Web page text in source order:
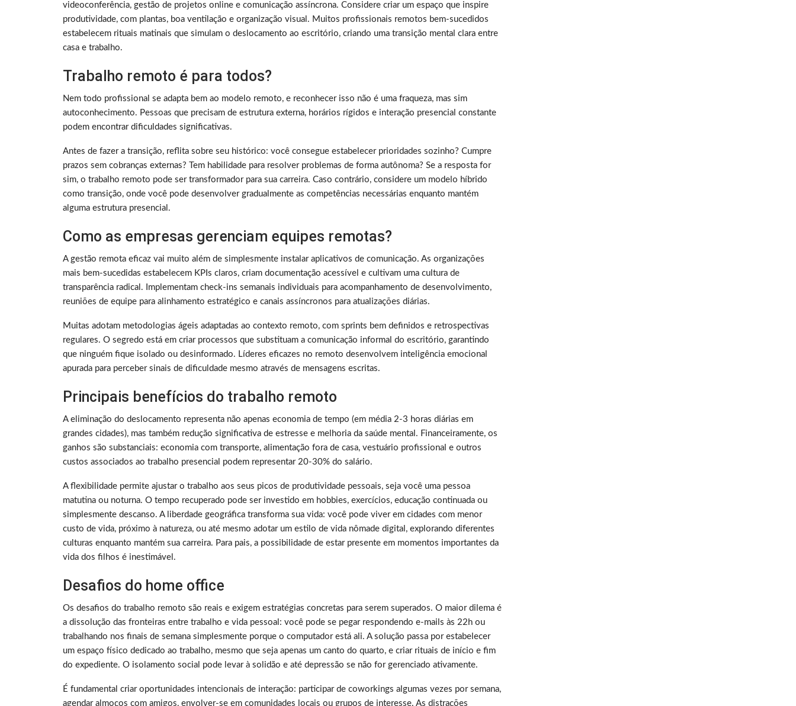
videoconferência, gestão de projetos online e comunicação assíncrona. Considere criar um espaço que inspire
produtividade, com plantas, boa ventilação e organização visual. Muitos profissionais remotos bem-sucedidos
estabelecem rituais matinais que simulam o deslocamento ao escritório, criando uma transição mental clara entre
casa e trabalho.
Trabalho remoto é para todos?
Nem todo profissional se adapta bem ao modelo remoto, e reconhecer isso não é uma fraqueza, mas sim
autoconhecimento. Pessoas que precisam de estrutura externa, horários rígidos e interação presencial constante
podem encontrar dificuldades significativas.
Antes de fazer a transição, reflita sobre seu histórico: você consegue estabelecer prioridades sozinho? Cumpre
prazos sem cobranças externas? Tem habilidade para resolver problemas de forma autônoma? Se a resposta for
sim, o trabalho remoto pode ser transformador para sua carreira. Caso contrário, considere um modelo híbrido
como transição, onde você pode desenvolver gradualmente as competências necessárias enquanto mantém
alguma estrutura presencial.
Como as empresas gerenciam equipes remotas?
A gestão remota eficaz vai muito além de simplesmente instalar aplicativos de comunicação. As organizações
mais bem-sucedidas estabelecem KPIs claros, criam documentação acessível e cultivam uma cultura de
transparência radical. Implementam check-ins semanais individuais para acompanhamento de desenvolvimento,
reuniões de equipe para alinhamento estratégico e canais assíncronos para atualizações diárias.
Muitas adotam metodologias ágeis adaptadas ao contexto remoto, com sprints bem definidos e retrospectivas
regulares. O segredo está em criar processos que substituam a comunicação informal do escritório, garantindo
que ninguém fique isolado ou desinformado. Líderes eficazes no remoto desenvolvem inteligência emocional
apurada para perceber sinais de dificuldade mesmo através de mensagens escritas.
Principais benefícios do trabalho remoto
A eliminação do deslocamento representa não apenas economia de tempo (em média 2-3 horas diárias em
grandes cidades), mas também redução significativa de estresse e melhoria da saúde mental. Financeiramente, os
ganhos são substanciais: economia com transporte, alimentação fora de casa, vestuário profissional e outros
custos associados ao trabalho presencial podem representar 20-30% do salário.
A flexibilidade permite ajustar o trabalho aos seus picos de produtividade pessoais, seja você uma pessoa
matutina ou noturna. O tempo recuperado pode ser investido em hobbies, exercícios, educação continuada ou
simplesmente descanso. A liberdade geográfica transforma sua vida: você pode viver em cidades com menor
custo de vida, próximo à natureza, ou até mesmo adotar um estilo de vida nômade digital, explorando diferentes
culturas enquanto mantém sua carreira. Para pais, a possibilidade de estar presente em momentos importantes da
vida dos filhos é inestimável.
Desafios do home office
Os desafios do trabalho remoto são reais e exigem estratégias concretas para serem superados. O maior dilema é
a dissolução das fronteiras entre trabalho e vida pessoal: você pode se pegar respondendo e-mails às 22h ou
trabalhando nos finais de semana simplesmente porque o computador está ali. A solução passa por estabelecer
um espaço físico dedicado ao trabalho, mesmo que seja apenas um canto do quarto, e criar rituais de início e fim
do expediente. O isolamento social pode levar à solidão e até depressão se não for gerenciado ativamente.
É fundamental criar oportunidades intencionais de interação: participar de coworkings algumas vezes por semana,
agendar almoços com amigos, envolver-se em comunidades locais ou grupos de interesse. As distrações